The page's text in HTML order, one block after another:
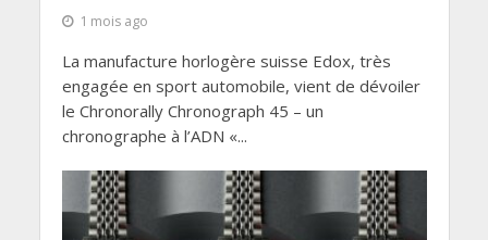
1 mois ago
La manufacture horlogère suisse Edox, très
engagée en sport automobile, vient de dévoiler
le Chronorally Chronograph 45 – un
chronographe à l’ADN «...